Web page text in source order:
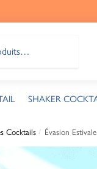
SHAKER
Cocktails / Évasion